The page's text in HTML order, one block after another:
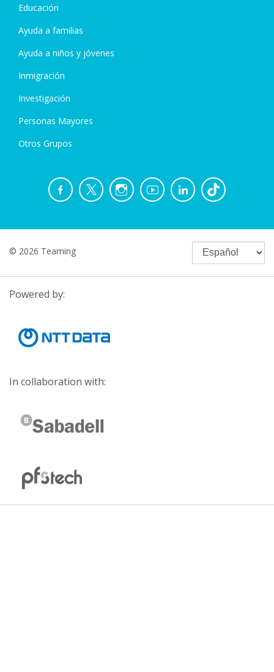
Educación
Ayuda a familias
Ayuda a niños y jóvenes
Inmigración
Investigación
Personas Mayores
Otros Grupos
© 2026 Teaming
Powered by:
In collaboration with: